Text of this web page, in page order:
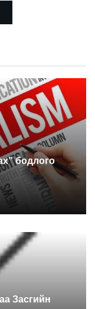
бодлого
Засгийн